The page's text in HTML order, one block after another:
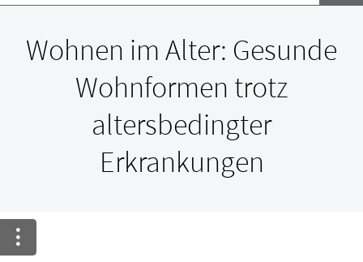
Krankheiten & Therapie
HOMÖOPATHIE
Wohnen im Alter: Gesunde
Wohnformen trotz
altersbedingter
Erkrankungen